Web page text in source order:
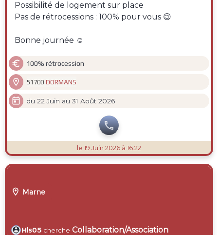
Possibilité de logement sur place
Pas de rétrocessions : 100% pour vous 😉
Bonne journée ☺️
 100% rétrocession
 51700 DORMANS
 du 22 Juin au 31 Août 2026

le 19 Juin 2026 à 16:22
 Marne
Hls05 cherche Collaboration/Association